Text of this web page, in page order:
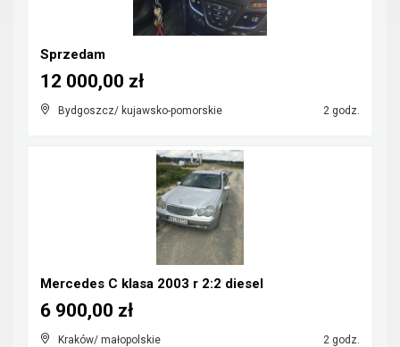
Sprzedam
Bydgoszcz/ kujawsko-pomorskie 2 godz.
12 000,00 zł
Mercedes C klasa 2003 r 2:2 diesel
Kraków/ małopolskie 2 godz.
6 900,00 zł